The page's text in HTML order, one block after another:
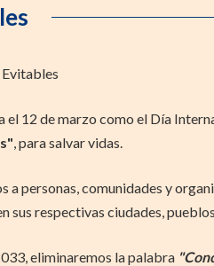
12 de marzo como el Día
, para salvar vidas.
personas, comunidades y
respectivas ciudades, pueblos
eliminaremos la palabra